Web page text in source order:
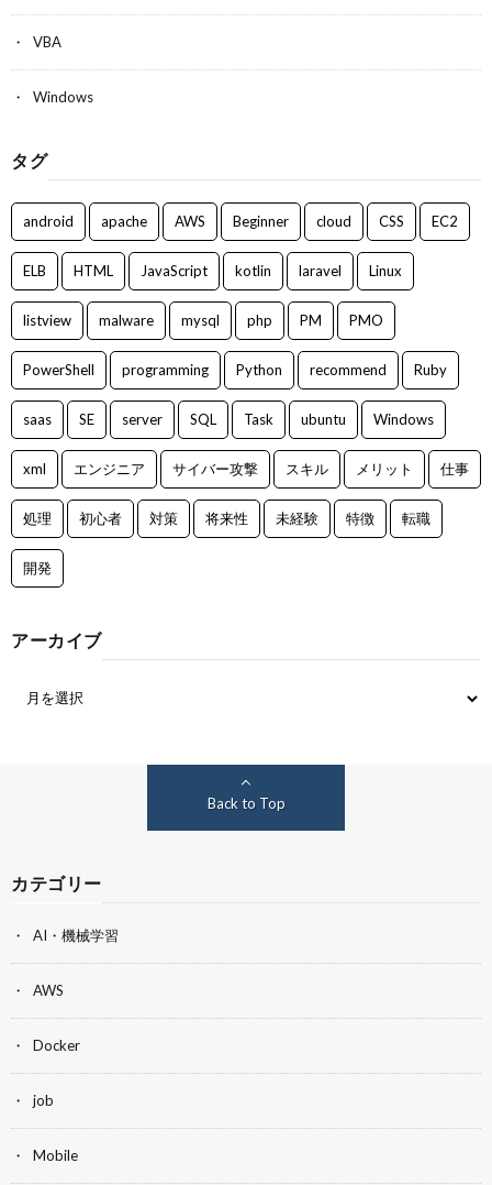
VBA
Windows
タグ
android apache AWS Beginner cloud CSS EC2
ELB HTML JavaScript kotlin laravel Linux
listview malware mysql php PM PMO
PowerShell programming Python recommend Ruby
saas SE server SQL Task ubuntu Windows
xml エンジニア サイバー攻撃 スキル メリット 仕事
処理 初心者 対策 将来性 未経験 特徴 転職
開発
アーカイブ
Back to Top
カテゴリー
AI・機械学習
AWS
Docker
job
Mobile